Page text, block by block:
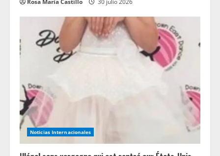
Rosa María Castillo 30 julio 2026
Noticias Internacionales